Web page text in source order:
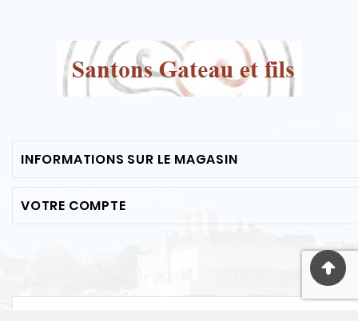
INFORMATIONS SUR LE MAGASIN
VOTRE COMPTE